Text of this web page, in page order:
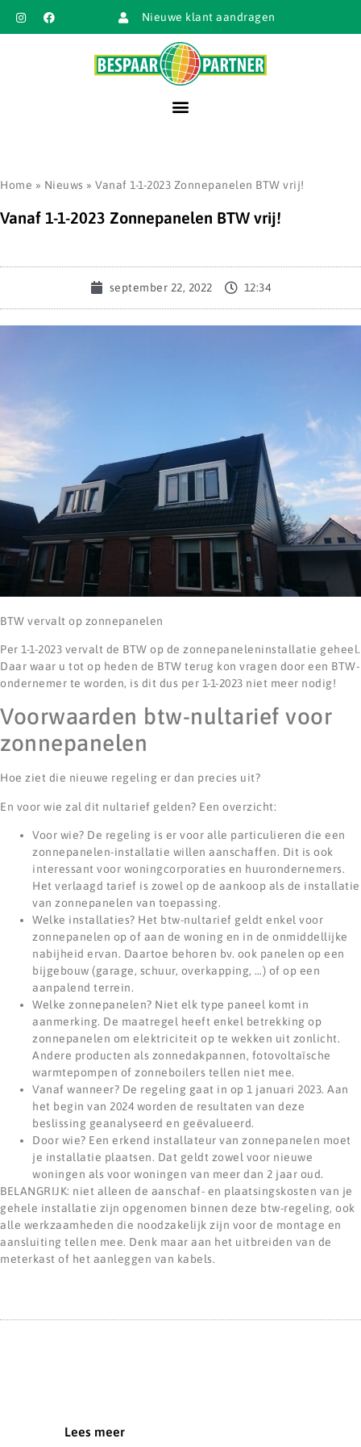
Nieuwe klant aandragen
Home » Nieuws » Vanaf 1-1-2023 Zonnepanelen BTW vrij!
Vanaf 1-1-2023 Zonnepanelen BTW vrij!
september 22, 2022 12:34
BTW vervalt op zonnepanelen
Per 1-1-2023 vervalt de BTW op de zonnepaneleninstallatie geheel.
Daar waar u tot op heden de BTW terug kon vragen door een BTW-
ondernemer te worden, is dit dus per 1-1-2023 niet meer nodig!
Voorwaarden btw-nultarief voor
zonnepanelen
Hoe ziet die nieuwe regeling er dan precies uit?
En voor wie zal dit nultarief gelden? Een overzicht:
Voor wie? De regeling is er voor alle particulieren die een
zonnepanelen-installatie willen aanschaffen. Dit is ook
interessant voor woningcorporaties en huurondernemers.
Het verlaagd tarief is zowel op de aankoop als de installatie
van zonnepanelen van toepassing.
Welke installaties? Het btw-nultarief geldt enkel voor
zonnepanelen op of aan de woning en in de onmiddellijke
nabijheid ervan. Daartoe behoren bv. ook panelen op een
bijgebouw (garage, schuur, overkapping, …) of op een
aanpalend terrein.
Welke zonnepanelen? Niet elk type paneel komt in
aanmerking. De maatregel heeft enkel betrekking op
zonnepanelen om elektriciteit op te wekken uit zonlicht.
Andere producten als zonnedakpannen, fotovoltaïsche
warmtepompen of zonneboilers tellen niet mee.
Vanaf wanneer? De regeling gaat in op 1 januari 2023. Aan
het begin van 2024 worden de resultaten van deze
beslissing geanalyseerd en geëvalueerd.
Door wie? Een erkend installateur van zonnepanelen moet
je installatie plaatsen. Dat geldt zowel voor nieuwe
woningen als voor woningen van meer dan 2 jaar oud.
BELANGRIJK: niet alleen de aanschaf- en plaatsingskosten van je
gehele installatie zijn opgenomen binnen deze btw-regeling, ook
alle werkzaamheden die noodzakelijk zijn voor de montage en
aansluiting tellen mee. Denk maar aan het uitbreiden van de
meterkast of het aanleggen van kabels.
Lees meer